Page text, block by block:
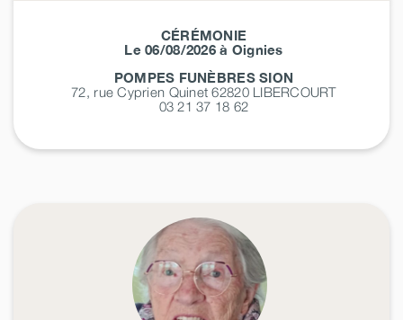
CÉRÉMONIE
Le 06/08/2026 à Oignies
POMPES FUNÈBRES SION
72, rue Cyprien Quinet 62820 LIBERCOURT
03 21 37 18 62